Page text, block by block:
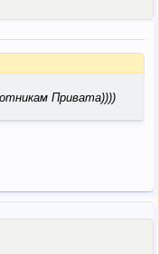
Привата))))